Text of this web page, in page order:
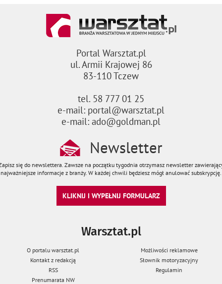
Portal Warsztat.pl
ul. Armii Krajowej 86
83-110 Tczew
tel. 58 777 01 25
e-mail: portal@warsztat.pl
e-mail: ado@goldman.pl
Newsletter
się do newslettera. Zawsze na początku tygodnia otrzymasz newsletter
najważniejsze informacje z branży. W każdej chwili będziesz mógł anulować subskrypcję.
KLIKNIJ I WYPEŁNIJ FORMULARZ
Warsztat.pl
O portalu warsztat.pl
Możliwości reklamowe
Kontakt z redakcją
Słownik motoryzacyjny
RSS
Regulamin
Prenumarata NW